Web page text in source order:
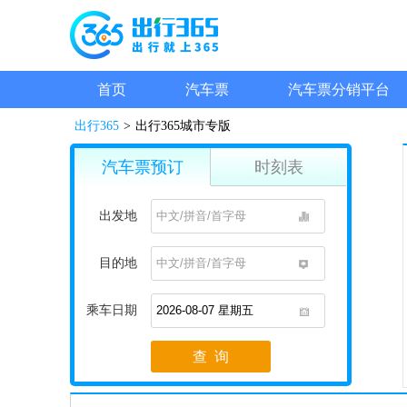
首页 汽车票 汽车票分销平台
出行365 > 出行365城市专版
汽车票预订 时刻表
出发地
目的地
1
乘车日期
1
查 询